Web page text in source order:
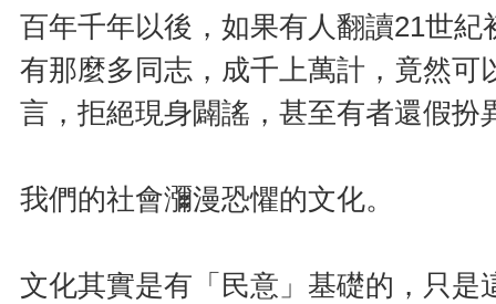
百年千年以後，如果有人翻讀21世
有那麼多同志，成千上萬計，竟然
言，拒絕現身闢謠，甚至有者還假扮
我們的社會瀰漫恐懼的文化。
文化其實是有「民意」基礎的，只